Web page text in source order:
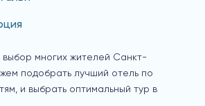
выбор многих жителей Санкт-
подобрать лучший отель по
и выбрать оптимальный тур в